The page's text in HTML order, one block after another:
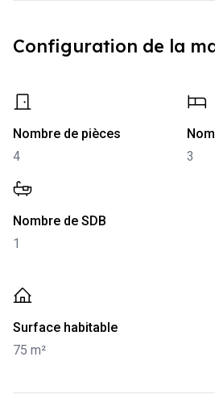
Configuration de la
Nombre de pièces
4
3
Nombre de SDB
1
Surface habitable-
75 m²